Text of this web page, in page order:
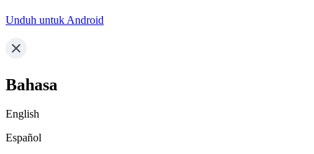
Unduh untuk Android
Bahasa
English
Español